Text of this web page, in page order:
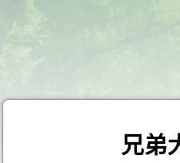
兄弟